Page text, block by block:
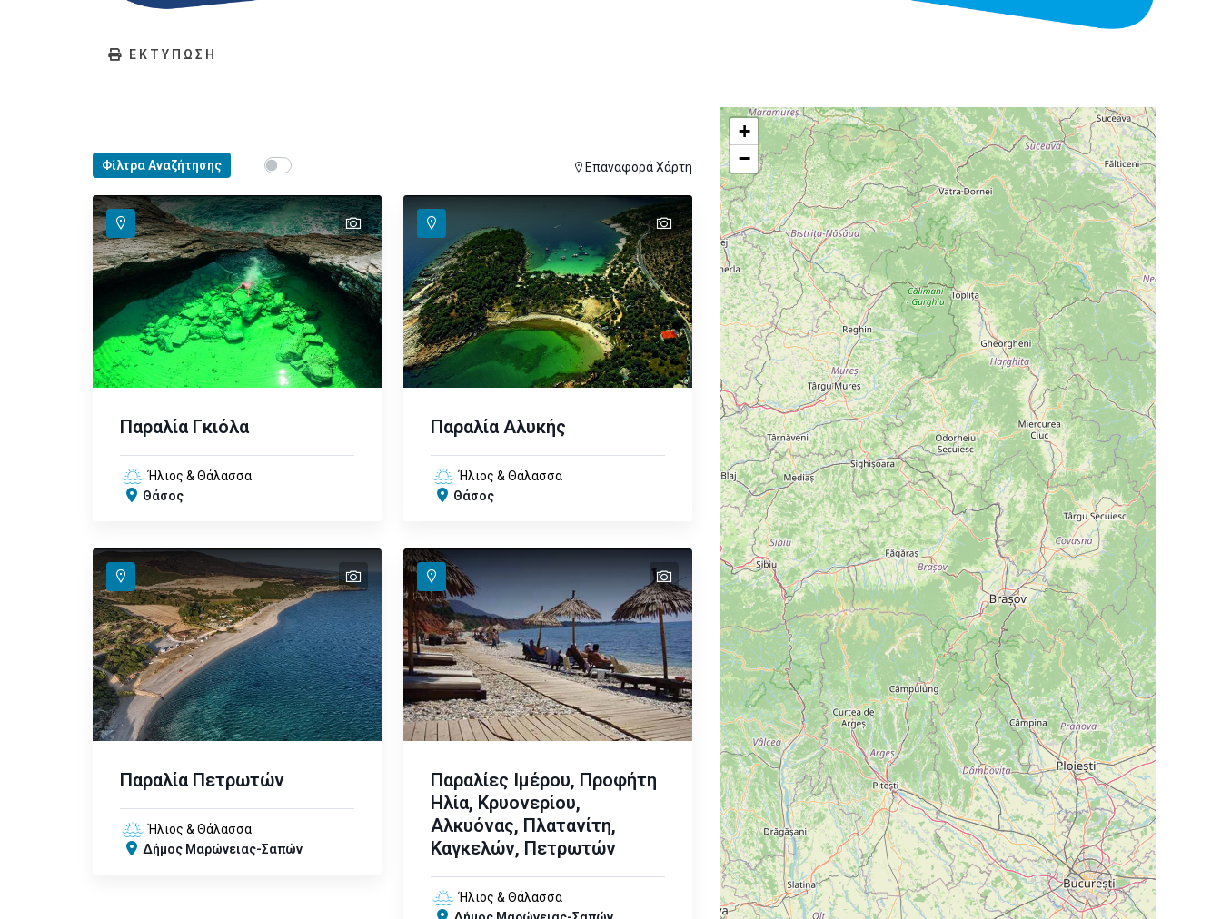
ΕΚΤΥΠΩΣΗ
Φίλτρα Αναζήτησης Show map on mouse hover Επαναφορά Χάρτη
text
Παραλία Γκιόλα
Ήλιος & Θάλασσα
Θάσος
text
Παραλία Αλυκής
Ήλιος & Θάλασσα
Θάσος
text
Παραλία Πετρωτών
Ήλιος & Θάλασσα
Δήμος Μαρώνειας-Σαπών
text
text
Παραλίες Ιμέρου, Προφήτη
Ηλία, Κρυονερίου,
Αλκυόνας, Πλατανίτη,
Καγκελών, Πετρωτών
Ήλιος & Θάλασσα
+
−